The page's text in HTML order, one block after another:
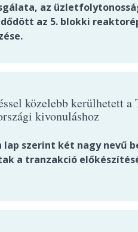
az
az 5. blokki
közelebb kerülhetett a
kivonuláshoz
lap szerint két nagy nevű
a tranzakció